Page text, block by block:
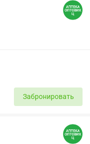
Забронировать